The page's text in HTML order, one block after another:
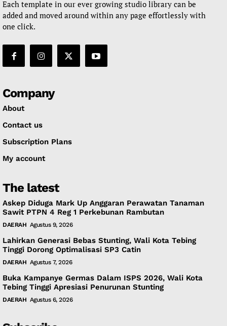
Each template in our ever growing studio library can be
added and moved around within any page effortlessly with
one click.
Company
About
Contact us
Subscription Plans
My account
The latest
Askep Diduga Mark Up Anggaran Perawatan Tanaman
Sawit PTPN 4 Reg 1 Perkebunan Rambutan
DAERAH Agustus 9, 2026
Lahirkan Generasi Bebas Stunting, Wali Kota Tebing
Tinggi Dorong Optimalisasi SP3 Catin
DAERAH Agustus 7, 2026
Buka Kampanye Germas Dalam ISPS 2026, Wali Kota
Tebing Tinggi Apresiasi Penurunan Stunting
DAERAH Agustus 6, 2026